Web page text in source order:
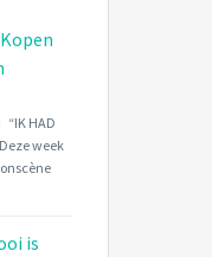
IN
HAD
Deze week
is